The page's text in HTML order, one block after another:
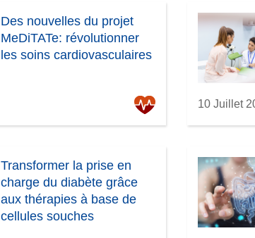
Des nouvelles du projet
MeDiTATe: révolutionner
les soins cardiovasculaires
10 Juillet
Transformer la prise en
charge du diabète grâce
aux thérapies à base de
cellules souches